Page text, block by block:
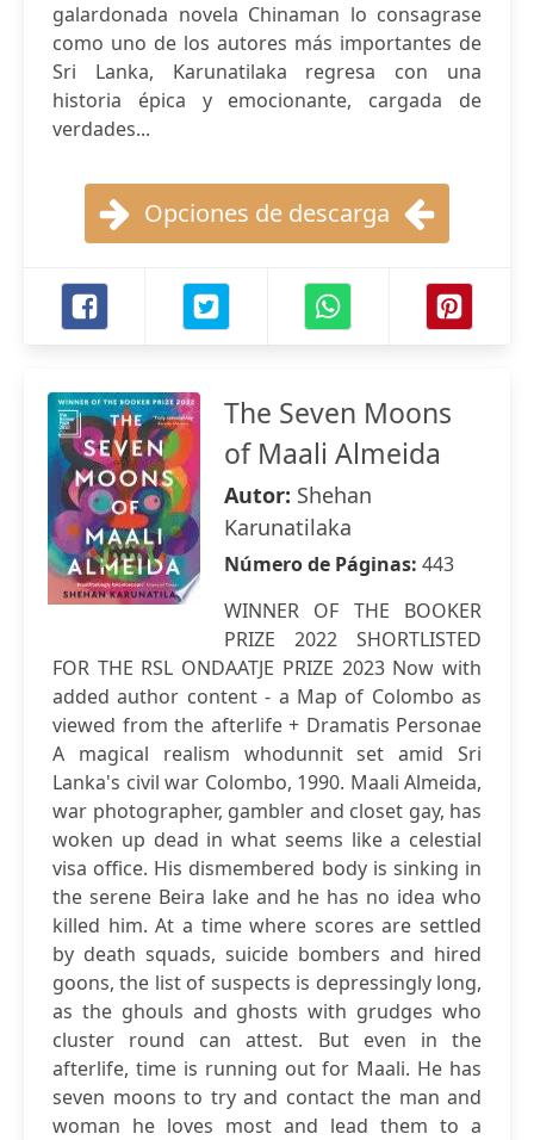
galardonada novela Chinaman lo consagrase
como uno de los autores más importantes de
Sri Lanka, Karunatilaka regresa con una
historia épica y emocionante, cargada de
verdades...
Opciones de descarga
The Seven Moons
of Maali Almeida
Autor: Shehan
Karunatilaka
Número de Páginas: 443
WINNER OF THE BOOKER
PRIZE 2022 SHORTLISTED
FOR THE RSL ONDAATJE PRIZE 2023 Now with
added author content - a Map of Colombo as
viewed from the afterlife + Dramatis Personae
A magical realism whodunnit set amid Sri
Lanka's civil war Colombo, 1990. Maali Almeida,
war photographer, gambler and closet gay, has
woken up dead in what seems like a celestial
visa office. His dismembered body is sinking in
the serene Beira lake and he has no idea who
killed him. At a time where scores are settled
by death squads, suicide bombers and hired
goons, the list of suspects is depressingly long,
as the ghouls and ghosts with grudges who
cluster round can attest. But even in the
afterlife, time is running out for Maali. He has
seven moons to try and contact the man and
woman he loves most and lead them to a